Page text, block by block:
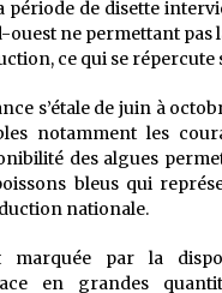
période de disette
ne permettant pas
ce qui se répercute
s’étale de juin à
notamment les
des algues
bleus qui
nationale.
marquée par la
en grandes